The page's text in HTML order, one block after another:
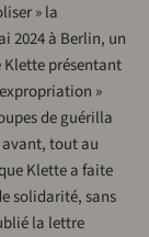
» la
2024 à Berlin, un
Klette présentant
»
de guérilla
avant, tout au
Klette a faite
solidarité, sans
la lettre